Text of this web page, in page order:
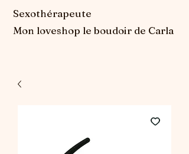
Sexothérapeute
Mon loveshop le boudoir de Carla